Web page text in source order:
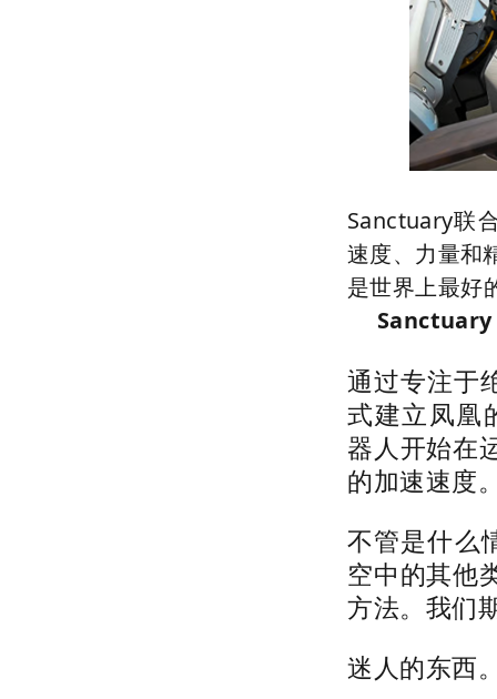
Sanctuary联
速度、力量和
是世
通过专注于
式建立凤凰
器人开始在
的加速速度
不管是什么
空中的其他
方法。我们
迷人的东西